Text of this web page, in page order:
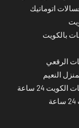
اتوماتيك
بالكويت
الرقعي
النعيم
24 ساعة